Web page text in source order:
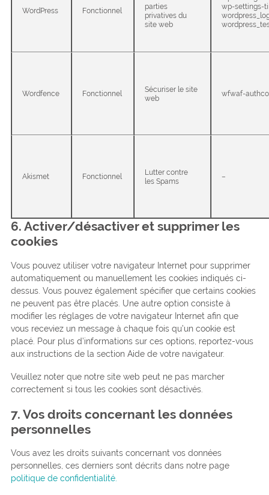
WordPress Fonctionnel
parties
privatives du
site web
wp-settings-
Wordfence Fonctionnel
Sécuriser le site
web
wfwaf-
Akismet Fonctionnel
Lutter contre
les Spams
–
6. Activer/désactiver et supprimer les
cookies
Vous pouvez utiliser votre navigateur Internet pour supprimer
automatiquement ou manuellement les cookies indiqués ci-
dessus. Vous pouvez également spécifier que certains cookies
ne peuvent pas être placés. Une autre option consiste à
modifier les réglages de votre navigateur Internet afin que
vous receviez un message à chaque fois qu’un cookie est
placé. Pour plus d’informations sur ces options, reportez-vous
aux instructions de la section Aide de votre navigateur.
Veuillez noter que notre site web peut ne pas marcher
correctement si tous les cookies sont désactivés.
7. Vos droits concernant les données
personnelles
Vous avez les droits suivants concernant vos données
personnelles, ces derniers sont décrits dans notre page
politique de confidentialité.